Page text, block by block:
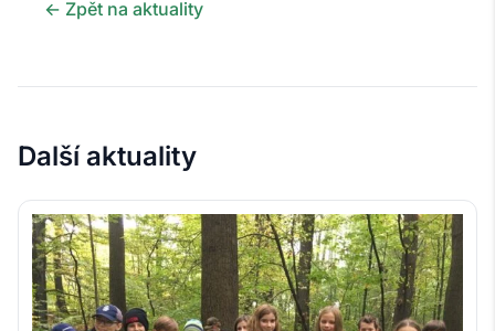
← Zpět na aktuality
Další aktuality